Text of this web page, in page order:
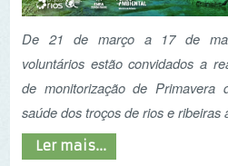
Monitorização de
Outono do Projeto Rios